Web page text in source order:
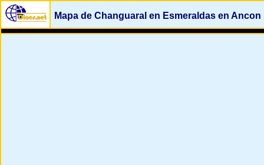
Mapa de Changuaral en Esmeraldas en Ancon